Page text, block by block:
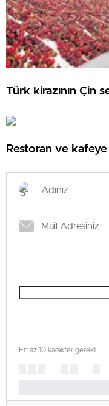
Türk kirazının Çin
Restoran ve
En az 10 karakter gerekli